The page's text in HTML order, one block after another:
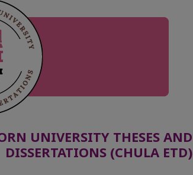
UNIVERSITY THESES AND
DISSERTATIONS (CHULA ETD)